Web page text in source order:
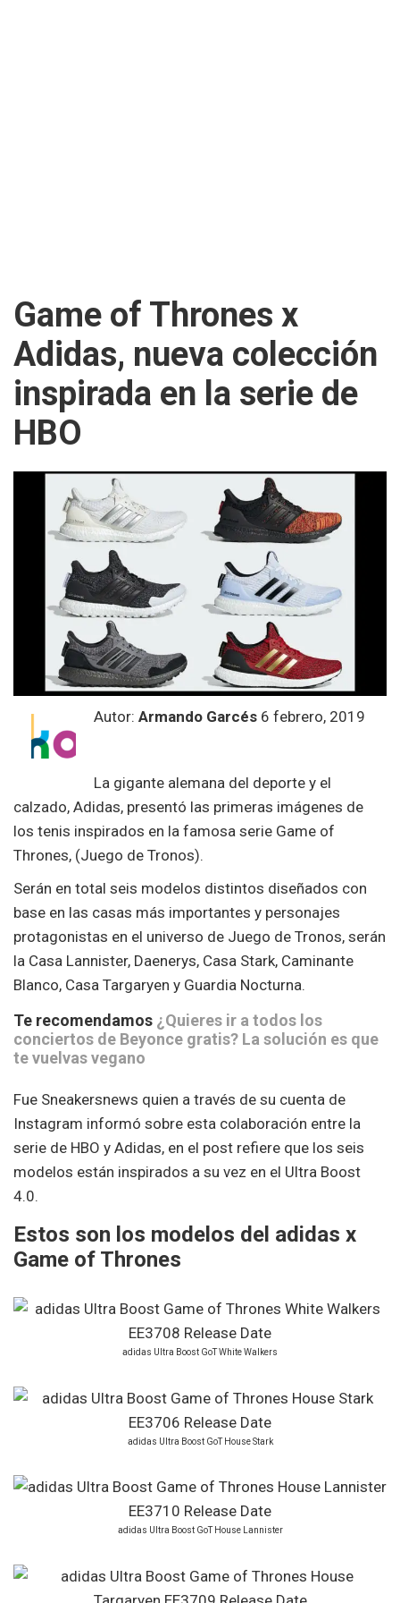
Game of Thrones x
Adidas, nueva colección
inspirada en la serie de
HBO
Autor: Armando Garcés 6 febrero, 2019
La gigante alemana del deporte y el
calzado, Adidas, presentó las primeras imágenes de
los tenis inspirados en la famosa serie Game of
Thrones, (Juego de Tronos).
Serán en total seis modelos distintos diseñados con
base en las casas más importantes y personajes
protagonistas en el universo de Juego de Tronos, serán
la Casa Lannister, Daenerys, Casa Stark, Caminante
Blanco, Casa Targaryen y Guardia Nocturna.
Te recomendamos ¿Quieres ir a todos los
conciertos de Beyonce gratis? La solución es que
te vuelvas vegano
Fue Sneakersnews quien a través de su cuenta de
Instagram informó sobre esta colaboración entre la
serie de HBO y Adidas, en el post refiere que los seis
modelos están inspirados a su vez en el Ultra Boost
4.0.
Estos son los modelos del adidas x
Game of Thrones
adidas Ultra Boost GoT White Walkers
adidas Ultra Boost GoT House Stark
adidas Ultra Boost GoT House Lannister